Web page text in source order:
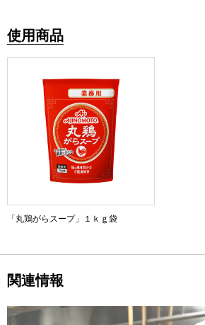
使用商品
「丸鶏がらスープ」１ｋｇ袋
関連情報